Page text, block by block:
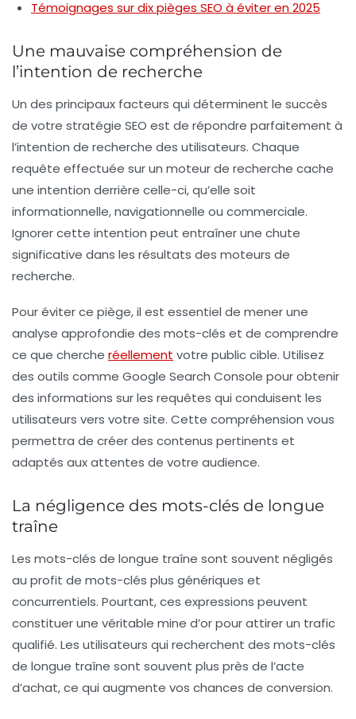
Témoignages sur dix pièges SEO à éviter en 2025
Une mauvaise compréhension de
l’intention de recherche
Un des principaux facteurs qui déterminent le succès
de votre stratégie SEO est de répondre parfaitement à
l’intention de recherche des utilisateurs. Chaque
requête effectuée sur un moteur de recherche cache
une intention derrière celle-ci, qu’elle soit
informationnelle, navigationnelle ou commerciale.
Ignorer cette intention peut entraîner une chute
significative dans les résultats des moteurs de
recherche.
Pour éviter ce piège, il est essentiel de mener une
analyse approfondie des mots-clés et de comprendre
ce que cherche réellement votre public cible. Utilisez
des outils comme Google Search Console pour obtenir
des informations sur les requêtes qui conduisent les
utilisateurs vers votre site. Cette compréhension vous
permettra de créer des contenus pertinents et
adaptés aux attentes de votre audience.
La négligence des mots-clés de longue
traîne
Les mots-clés de longue traîne sont souvent négligés
au profit de mots-clés plus génériques et
concurrentiels. Pourtant, ces expressions peuvent
constituer une véritable mine d’or pour attirer un trafic
qualifié. Les utilisateurs qui recherchent des mots-clés
de longue traîne sont souvent plus près de l’acte
d’achat, ce qui augmente vos chances de conversion.